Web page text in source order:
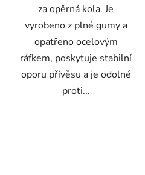
za opěrná kola. Je
vyrobeno z plné gumy a
opatřeno ocelovým
ráfkem, poskytuje stabilní
oporu přívěsu a je odolné
proti...